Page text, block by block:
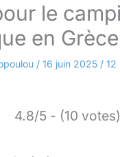
le
en Grèce
/ 16 juin 2025 / 12
4.8/5 - (10 votes)